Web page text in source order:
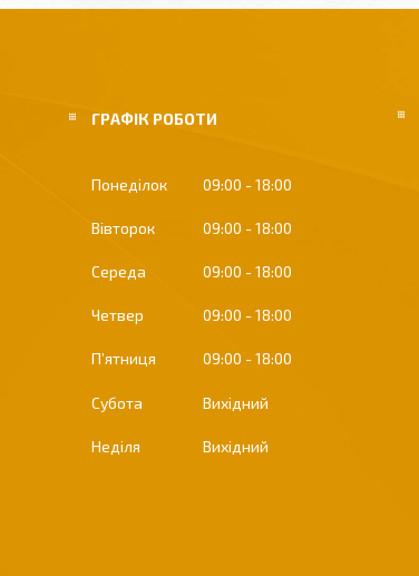
ГРАФІК РОБОТИ
Понеділок 09:00 18:00
Вівторок 09:00 18:00
Середа 09:00 18:00
Четвер 09:00 18:00
Пʼятниця 09:00 18:00
Субота Вихідний
Неділя Вихідний